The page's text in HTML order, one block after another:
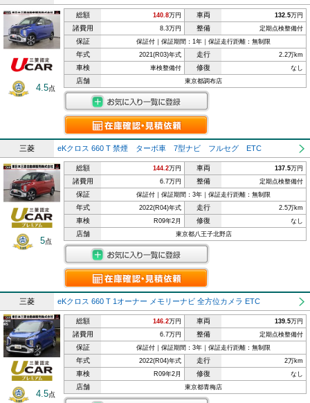
4.5点
総額 140.8万円 車両 132.5万円
諸費用 8.3万円 整備 定期点検整備付
保証 保証付｜保証期間：1年｜保証走行距離：無制限
年式 2021(R03)年式 走行 2.2万km
車検 車検整備付 修復 なし
店舗 東京都調布店
三菱 eKクロス 660 T 禁煙 ターボ車 7型ナビ フルセグ ETC
5点
総額 144.2万円 車両 137.5万円
諸費用 6.7万円 整備 定期点検整備付
保証 保証付｜保証期間：3年｜保証走行距離：無制限
年式 2022(R04)年式 走行 2.5万km
車検 R09年2月 修復 なし
店舗 東京都八王子北野店
三菱 eKクロス 660 T 1オーナー メモリーナビ 全方位カメラ ETC
4.5点
総額 146.2万円 車両 139.5万円
諸費用 6.7万円 整備 定期点検整備付
保証 保証付｜保証期間：3年｜保証走行距離：無制限
年式 2022(R04)年式 走行 2万km
車検 R09年2月 修復 なし
店舗 東京都青梅店